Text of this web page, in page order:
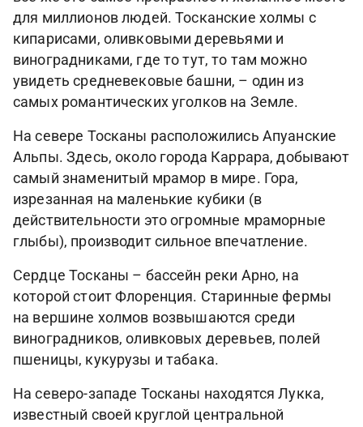
для миллионов людей. Тосканские холмы с
кипарисами, оливковыми деревьями и
виноградниками, где то тут, то там можно
увидеть средневековые башни, – один из
самых романтических уголков на Земле.
На севере Тосканы расположились Апуанские
Альпы. Здесь, около города Каррара, добывают
самый знаменитый мрамор в мире. Гора,
изрезанная на маленькие кубики (в
действительности это огромные мраморные
глыбы), производит сильное впечатление.
Сердце Тосканы – бассейн реки Арно, на
которой стоит Флоренция. Старинные фермы
на вершине холмов возвышаются среди
виноградников, оливковых деревьев, полей
пшеницы, кукурузы и табака.
На северо-западе Тосканы находятся Лукка,
известный своей круглой центральной